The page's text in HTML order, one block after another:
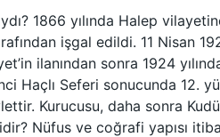
1866 yılında Halep
işgal edildi. 11 Nisan
ilanından sonra 1924
Haçlı Seferi sonucunda 12.
Kurucusu, daha sonra
Nüfus ve coğrafi yapısı